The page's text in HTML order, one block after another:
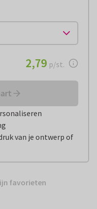
€ 2,79per stuk
2,79 p/st.
van je ontwerp of
favorieten